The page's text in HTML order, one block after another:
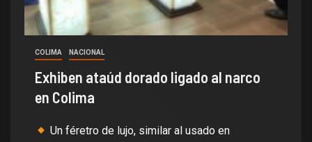
COLIMA NACIONAL
Exhiben ataúd dorado ligado al narco
en Colima
Un féretro de lujo, similar al usado en